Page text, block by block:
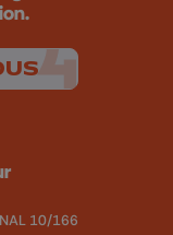
10/166